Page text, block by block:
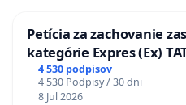
Petícia za zachovanie
kategórie Expres (Ex)
stanici Púchov
4 530 podpisov
4 530 Podpisy / 30 dni
8 Jul 2026